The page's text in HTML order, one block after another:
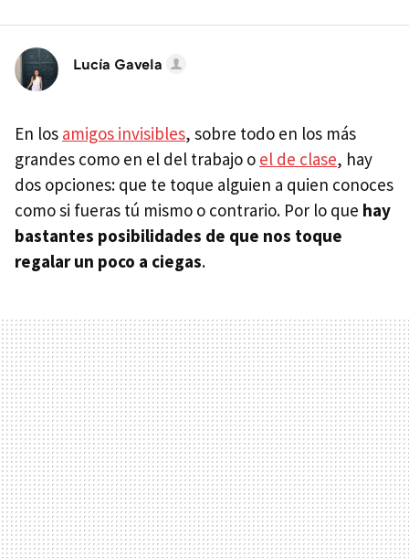
Lucía Gavela
En los amigos invisibles, sobre todo en los más
grandes como en el del trabajo o el de clase, hay
dos opciones: que te toque alguien a quien conoces
como si fueras tú mismo o contrario. Por lo que hay
bastantes posibilidades de que nos toque
regalar un poco a ciegas.